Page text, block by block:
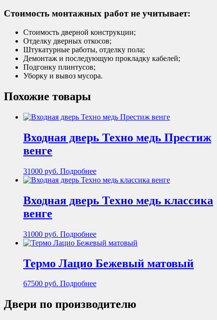
Стоимость монтажных работ не учитывает:
Стоимость дверной конструкции;
Отделку дверных откосов;
Штукатурные работы, отделку пола;
Демонтаж и последующую прокладку кабелей;
Подгонку плинтусов;
Уборку и вывоз мусора.
Похожие товары
Входная дверь Техно медь Престиж
венге
31000 руб. Подробнее
Входная дверь Техно медь классика
венге
31000 руб. Подробнее
Термо Лацио Бежевый матовый
67500 руб. Подробнее
Двери по производителю